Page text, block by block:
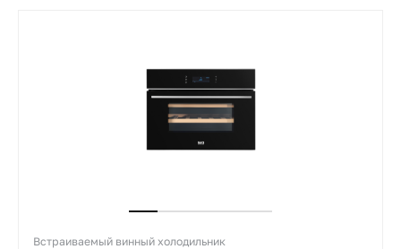
Встраиваемый винный холодильник